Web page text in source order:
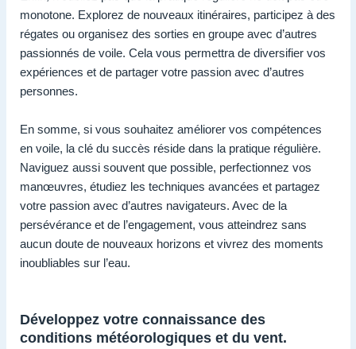
monotone. Explorez de nouveaux itinéraires, participez à des
régates ou organisez des sorties en groupe avec d’autres
passionnés de voile. Cela vous permettra de diversifier vos
expériences et de partager votre passion avec d’autres
personnes.
En somme, si vous souhaitez améliorer vos compétences
en voile, la clé du succès réside dans la pratique régulière.
Naviguez aussi souvent que possible, perfectionnez vos
manœuvres, étudiez les techniques avancées et partagez
votre passion avec d’autres navigateurs. Avec de la
persévérance et de l’engagement, vous atteindrez sans
aucun doute de nouveaux horizons et vivrez des moments
inoubliables sur l’eau.
Développez votre connaissance des
conditions météorologiques et du vent.